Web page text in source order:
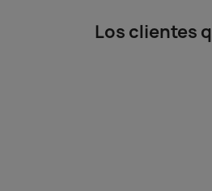
Los clientes